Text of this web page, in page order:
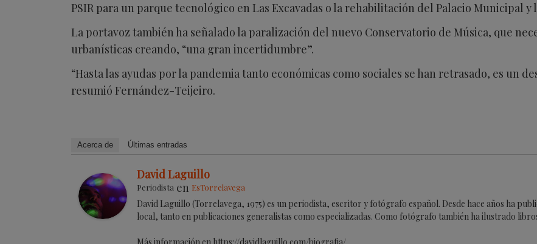
PSIR para un parque tecnológico en Las Excavadas o la rehabilitación del Palacio Municipal
La portavoz también ha señalado la paralización del nuevo Conservatorio de Música, que
urbanísticas creando, “una gran incertidumbre”.
“Hasta las ayudas por la pandemia tanto económicas como sociales se han retrasado, es un
resumió Fernández-Teijeiro.
Acerca de Últimas entradas
David Laguillo
Periodista en EsTorrelavega
David Laguillo (Torrelavega, 1975) es un periodista, escritor y fotógrafo español. Desde hace años ha
local, tanto en publicaciones generalistas como especializadas. Como fotógrafo también ha ilustrado